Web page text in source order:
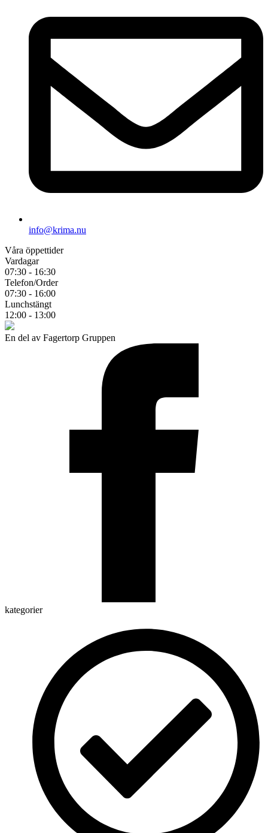
info@krima.nu
Våra öppettider
Vardagar
07:30 - 16:30
Telefon/Order
07:30 - 16:00
Lunchstängt
12:00 - 13:00
En del av Fagertorp Gruppen
kategorier